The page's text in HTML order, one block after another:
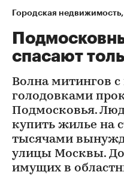
Городская недвижимость⁠,
спасают
Волна митингов
голодовками
Подмосковья.
купить жилье на
тысячами
улицы Москвы.
имущих в